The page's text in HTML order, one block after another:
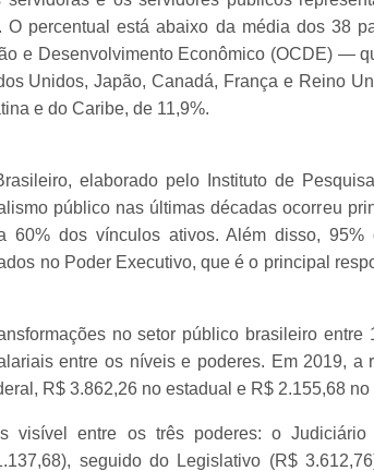
O percentual está abaixo da média dos 38
e Desenvolvimento Econômico (OCDE) —
Unidos, Japão, Canadá, França e Reino
e do Caribe, de 11,9%.
elaborado pelo Instituto de
público nas últimas décadas ocorreu
60% dos vínculos ativos. Além disso,
no Poder Executivo, que é o principal
no setor público brasileiro entre
entre os níveis e poderes. Em 2019, a
R$ 3.862,26 no estadual e R$ 2.155,68
visível entre os três poderes: o Judiciário
seguido do Legislativo (R$